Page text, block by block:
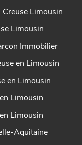
Creuse Limousin
Limousin
Immobilier
en Limousin
en Limousin
Limousin
Limousin
Aquitaine